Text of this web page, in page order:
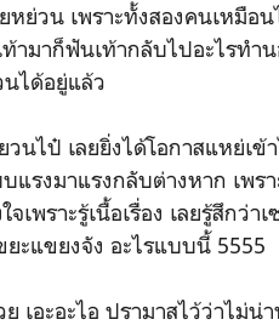
วน เพราะทั้งสองคนเหมือ
ามาก็ฟันเท้ากลับไปอะไรทำ
นได้อยู่แล้ว
ป๋ เลยยิ่งได้โอกาสแหย่เข้
รงมาแรงกลับต่างหาก เพร
พราะรู้เนื้อเรื่อง เลยรู้สึกว่า
ะแขยงจัง อะไรแบบนี้ 5555
ะอะไอ ปรามาสไว้ว่าไม่น่า